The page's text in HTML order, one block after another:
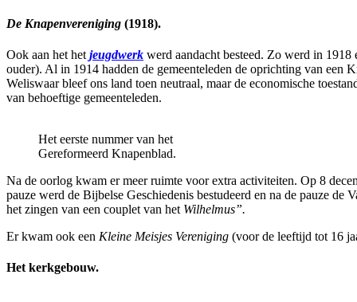
De Knapenvereniging (1918).
Ook aan het het jeugdwerk werd aandacht besteed. Zo werd in 1918
ouder). Al in 1914 hadden de gemeenteleden de oprichting van
Weliswaar bleef ons land toen neutraal, maar de economische
van behoeftige gemeenteleden.
Het eerste nummer van het
Gereformeerd Knapenblad.
Na de oorlog kwam er meer ruimte voor extra activiteiten. Op 8
pauze werd de Bijbelse Geschiedenis bestudeerd en na de pauze
het zingen van een couplet van het Wilhelmus”.
Er kwam ook een Kleine Meisjes Vereniging (voor de leeftijd tot 16
Het kerkgebouw.